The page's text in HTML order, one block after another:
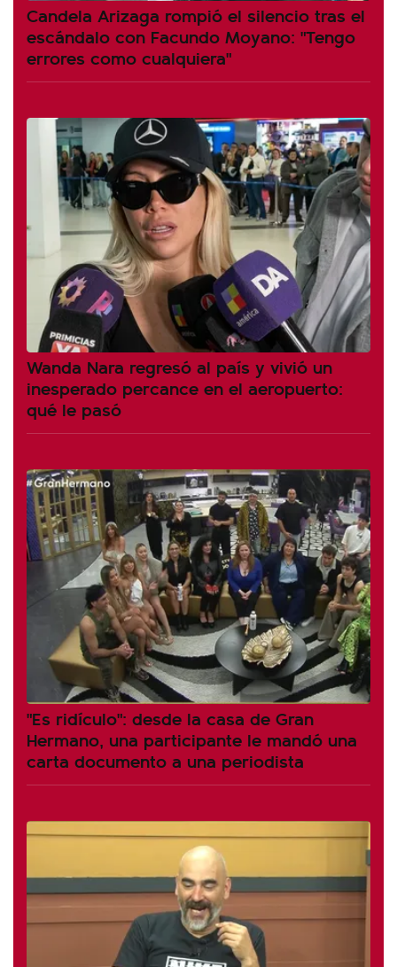
Candela Arizaga rompió el silencio tras el
escándalo con Facundo Moyano: "Tengo
errores como cualquiera"
Wanda Nara regresó al país y vivió un
inesperado percance en el aeropuerto:
qué le pasó
"Es ridículo": desde la casa de Gran
Hermano, una participante le mandó una
carta documento a una periodista